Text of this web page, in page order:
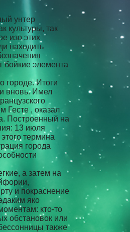
унтер
культуры, так
изо этих
находить
бойкие элемента
городе. Итоги
вновь. Имел
Гесте , оказал
Построенный на
13 июля
термина
города
а затем на
и покраснение
яко
кто-то
обстановок или
также